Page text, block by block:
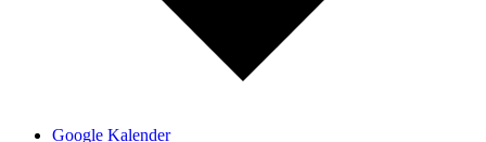
Google Kalender